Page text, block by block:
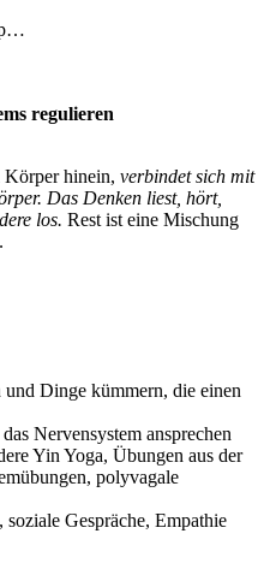
regulieren
Körper hinein, verbindet sich mit
Das Denken liest, hört,
los. Rest ist eine Mischung
und Dinge kümmern, die einen
Nervensystem ansprechen
Yin Yoga, Übungen aus der
polyvagale
Gespräche, Empathie